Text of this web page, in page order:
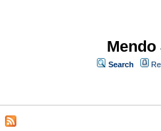
Search